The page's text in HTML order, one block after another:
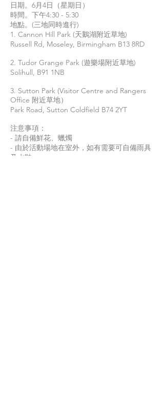
日期。6月4日（星期日）
時間。下午4:30 - 5:30
地點。(三地同時進行)
1. Cannon Hill Park (天鵝湖附近草地)
Russell Rd, Moseley, Birmingham B13 8RD
2. Tudor Grange Park (遊樂場附近草地)
Solihull, B91 1NB
3. Sutton Park (Visitor Centre and Rangers
Office 附近草地）
Park Road, Sutton Coldfield B74 2YT
注意事項：
- 請自備鮮花、蠟燭
- 由於活動場地在室外，如有需要可自備雨具
及水鞋